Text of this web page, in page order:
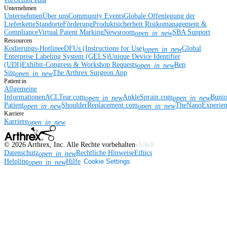
Unternehmen
UnternehmenÜber unsCommunity EventsGlobale Offenlegung der
LieferketteStandorteFörderungProduktsicherheit Risikomanagement &
ComplianceVirtual Patent MarkingNewsroomopen_in_newSBA Support
Ressourcen
Kodierungs-HotlineeDFUs (Instructions for Use)open_in_newGlobal
Enterprise Labeling System (GELS)Unique Device Identifier
(UDI)Exhibit-Congress & Workshop Requestsopen_in_newRep
Siteopen_in_newThe Arthrex Surgeon App
Patient:in
Allgemeine
InformationenACLTear.comopen_in_newAnkleSprain.comopen_in_new
Patientopen_in_newShoulderReplacement.comopen_in_new
Karriere
Karriereopen_in_new
© 2026 Arthrex, Inc. Alle Rechte vorbehaltenv3.56.0
Datenschutzopen_in_newRechtliche HinweiseEthics
Helplineopen_in_newHilfe Cookie Settings